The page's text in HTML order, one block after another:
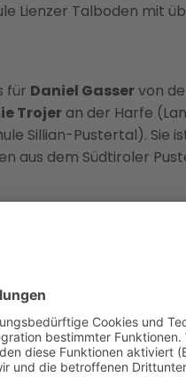
Lienzer Talboden mit
für Daniel Gasservon
Trojer an der Harfe
Sillian-Pustertal). Sie
aus dem Südtiroler
Erl
und Preisträger
werden weitere
Tirol und Südtirol beim